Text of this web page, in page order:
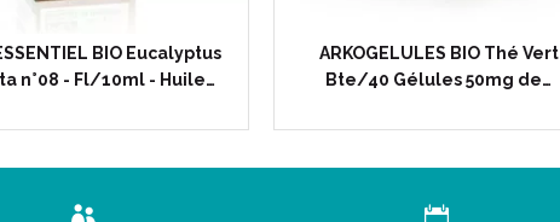
BIO Eucalyptus
n°08 - Fl/10ml - Huile…
ARKOGELULES BIO Thé Vert
Bte/40 Gélules 50mg de…